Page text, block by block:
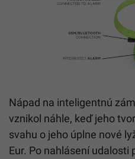
Nápad na inteligentnú
vznikol náhle, keď jeho
svahu o jeho úplne nové
Eur. Po nahlásení